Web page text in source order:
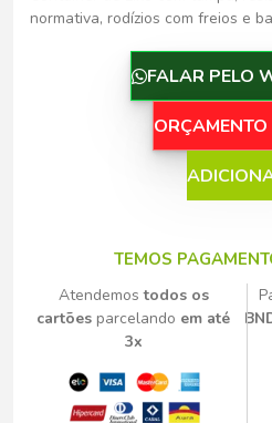
normativa, rodízios com freios e
FALAR PELO
TEMOS
Atendemostodos os
cartões parcelando em até
3x